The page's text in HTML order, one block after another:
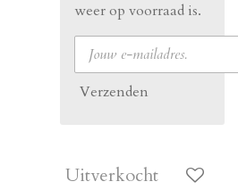
weer op voorraad is.
Verzenden
Uitverkocht